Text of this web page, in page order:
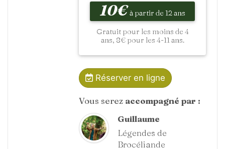
10€ à partir de 12 ans
Gratuit pour les moins de 4
ans, 8€ pour les 4-11 ans.
Réserver en ligne
Vous serez accompagné par :
Guillaume
Légendes de
Brocéliande